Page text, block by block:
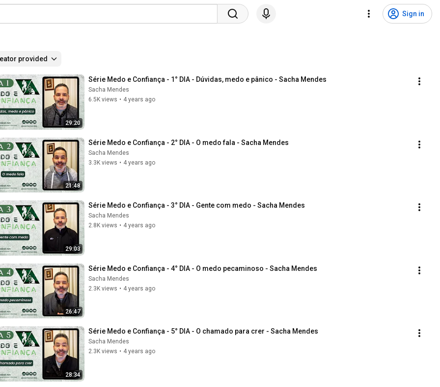
Sign in
provided
29:20
Série Medo e Confiança - 1° DIA - Dúvidas, medo e pânico - Sacha Mendes
Sacha Mendes
6.5K views • 4 years ago
21:48
Série Medo e Confiança - 2° DIA - O medo fala - Sacha Mendes
Sacha Mendes
3.3K views • 4 years ago
29:03
Série Medo e Confiança - 3° DIA - Gente com medo - Sacha Mendes
Sacha Mendes
2.8K views • 4 years ago
26:47
Série Medo e Confiança - 4° DIA - O medo pecaminoso - Sacha Mendes
Sacha Mendes
2.3K views • 4 years ago
28:34
Série Medo e Confiança - 5° DIA - O chamado para crer - Sacha Mendes
Sacha Mendes
2.3K views • 4 years ago